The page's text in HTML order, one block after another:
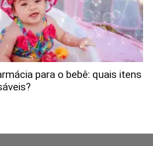
para o bebê: quais itens